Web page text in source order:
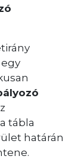
tábla
határán